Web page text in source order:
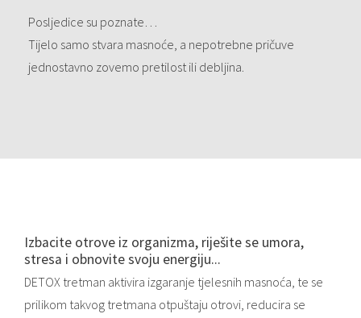
Posljedice su poznate…
Tijelo samo stvara masnoće, a nepotrebne pričuve
jednostavno zovemo pretilost ili debljina.
Izbacite otrove iz organizma, riješite se umora,
stresa i obnovite svoju energiju...
DETOX tretman aktivira izgaranje tjelesnih masnoća, te se
prilikom takvog tretmana otpuštaju otrovi, reducira se